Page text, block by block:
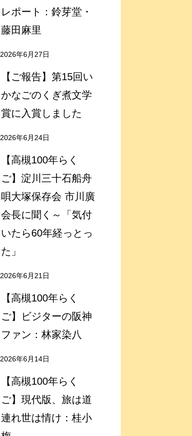
レポート：鈴芽堂・
藤田麻里
2026年6月27日
【ご報告】第15回い
かなごのくぎ煮文学
賞に入賞しました
2026年6月24日
【高槻100年らく
ご】淀川三十石船舟
唄大塚保存会 市川廣
会長に聞く～「気付
いたら60年経っとっ
た」
2026年6月21日
【高槻100年らく
ご】ビジターの阪神
ファン：林家染八
2026年6月14日
【高槻100年らく
ご】現代版、旅は道
連れ世は情け：桂小